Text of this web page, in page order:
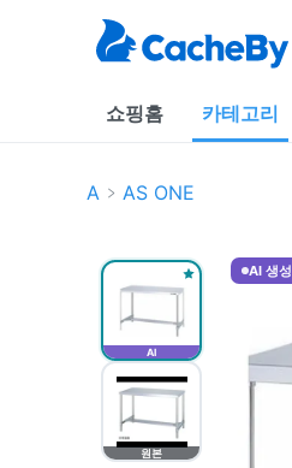
쇼핑홈 카테고리
A AS ONE
AI
원본
AI 생성